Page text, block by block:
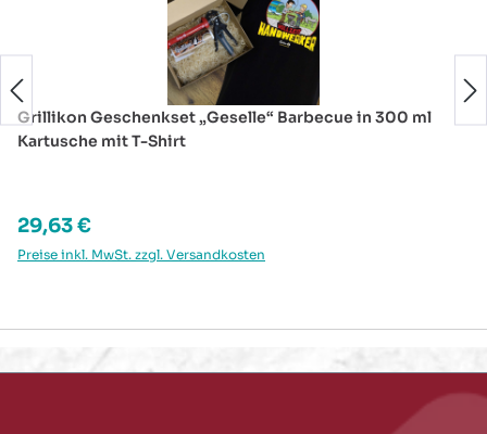
Grillikon Geschenkset „Geselle“ Barbecue in 300 ml
Kartusche mit T-Shirt
Regulärer Preis:
29,63 €
Preise inkl. MwSt. zzgl. Versandkosten